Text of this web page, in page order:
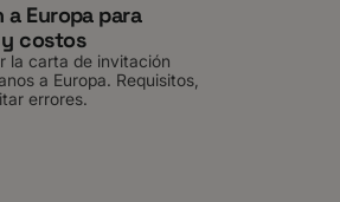
Europa para
costos
la carta de invitación
a Europa. Requisitos,
errores.